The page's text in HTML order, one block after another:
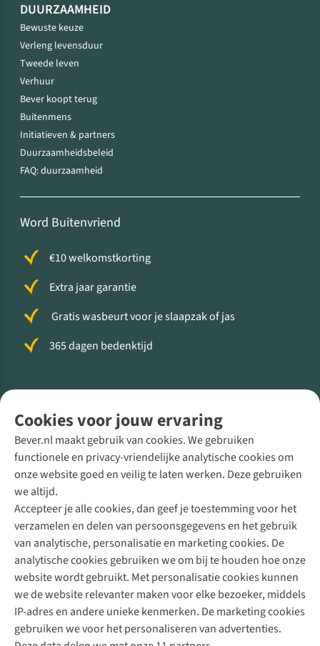
Cookies voor jouw ervaring
Bever.nl maakt gebruik van cookies. We gebruiken
functionele en privacy-vriendelijke analytische cookies om
onze website goed en veilig te laten werken. Deze gebruiken
we altijd.
Accepteer je alle cookies, dan geef je toestemming voor het
verzamelen en delen van persoonsgegevens en het gebruik
van analytische, personalisatie en marketing cookies. De
analytische cookies gebruiken we om bij te houden hoe onze
website wordt gebruikt. Met personalisatie cookies kunnen
we de website relevanter maken voor elke bezoeker, middels
IP-adres en andere unieke kenmerken. De marketing cookies
gebruiken we voor het personaliseren van advertenties.
DUURZAAMHEID
Bewuste keuze
Verleng levensduur
Tweede leven
Verhuur
Bever koopt terug
Buitenmens
Initiatieven & partners
Duurzaamheidsbeleid
FAQ: duurzaamheid
Word Buitenvriend
€10 welkomstkorting
Extra jaar garantie
Gratis wasbeurt voor je slaapzak of jas
365 dagen bedenktijd
Direct advies van een Buitenexpert
+31 (0)85 888 50 88
+31 6 12 28 49 80
Contactformulier